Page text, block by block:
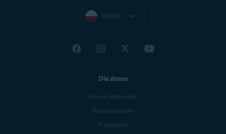
Polska
Dla domu
Pomoc techniczna
Bezpieczeństwo
Prywatność